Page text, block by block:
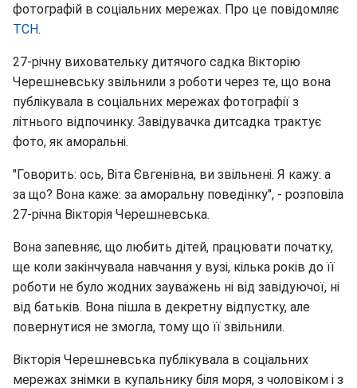
фотографій в соціальних мережах. Про це повідомляє
ТСН.
27-річну виховательку дитячого садка Вікторію
Черешневську звільнили з роботи через те, що вона
публікувала в соціальних мережах фотографії з
літнього відпочинку. Завідувачка дитсадка трактує
фото, як аморальні.
"Говорить: ось, Віта Євгенівна, ви звільнені. Я кажу: а
за що? Вона каже: за аморальну поведінку", - розповіла
27-річна Вікторія Черешневська.
Вона запевняє, що любить дітей, працювати початку,
ще коли закінчувала навчання у вузі, кілька років до її
роботи не було жодних зауважень ні від завідуючої, ні
від батьків. Вона пішла в декретну відпустку, але
повернутися не змогла, тому що її звільнили.
Вікторія Черешневська публікувала в соціальних
мережах знімки в купальнику біля моря, з чоловіком і з